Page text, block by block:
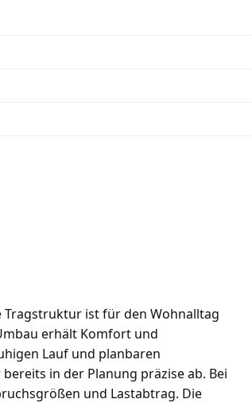
ist für den Wohnalltag
erhält Komfort und
Lauf und planbaren
in der Planung präzise ab. Bei
und Lastabtrag. Die